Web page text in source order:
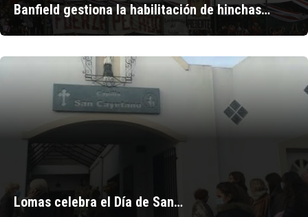
Banfield gestiona la habilitación de hinchas…
Lomas celebra el Día de San…